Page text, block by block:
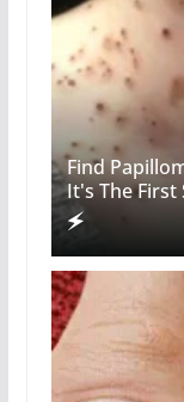
Find
It's The First